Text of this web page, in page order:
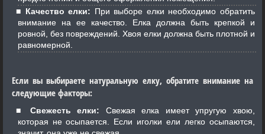
Качество елки: При выборе елки необходимо обратить
внимание на ее качество. Елка должна быть крепкой и
ровной, без повреждений. Хвоя елки должна быть плотной и
равномерной.
Если вы выбираете натуральную елку, обратите внимание на
следующие факторы:
Свежесть елки: Свежая елка имеет упругую хвою,
которая не осыпается. Если иголки ели легко осыпаются,